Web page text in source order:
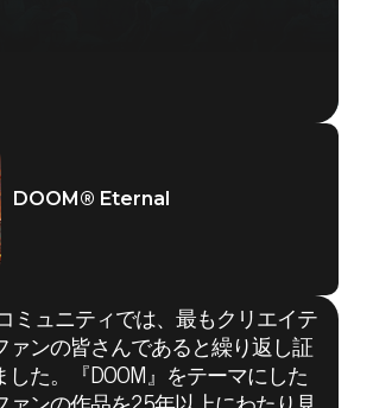
DOOM® Eternal
ミュニティでは、最もクリエイテ
ァンの皆さんであると繰り返し証
した。『DOOM』をテーマにした